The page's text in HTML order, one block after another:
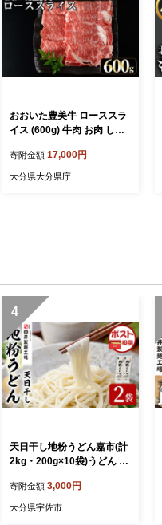
おおいた豊美牛 ローススラ
イス (600g) 牛肉 お肉 しゃ
13】【ミートクレスト】
寄附金額 17,000円
大分県大分県庁
4
天日干し地粉うどん嘉市(計
2kg・200g×10袋)うどん 饂
調理 常温 大分県産【10140
1600】【四井製麺工場】
寄附金額 3,000円
大分県宇佐市